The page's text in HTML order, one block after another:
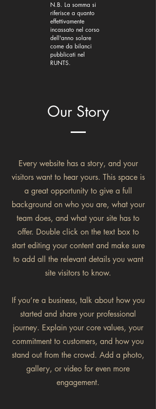
N.B. La somma si
riferisce a quanto
effettivamente
incassato nel corso
dell'anno solare
come da bilanci
pubblicati nel
RUNTS.
Our Story
Every website has a story, and your
visitors want to hear yours. This space is
a great opportunity to give a full
background on who you are, what your
team does, and what your site has to
offer. Double click on the text box to
start editing your content and make sure
to add all the relevant details you want
site visitors to know.
If you’re a business, talk about how you
started and share your professional
journey. Explain your core values, your
commitment to customers, and how you
stand out from the crowd. Add a photo,
gallery, or video for even more
engagement.